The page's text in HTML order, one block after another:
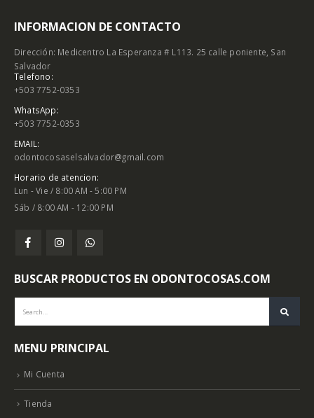
INFORMACION DE CONTACTO
Dirección: Medicentro La Esperanza # L113. 25 calle poniente, San
Salvador
Telefono:
+503 7752-0353
WhatsApp:
+503 7752-0353
EMAIL:
odontocosaselsalvador@gmail.com
Horario de atencion:
Lun - Vie / 8:00 AM - 5:00 PM
Sáb / 8:00 AM - 12:00 PM
BUSCAR PRODUCTOS EN ODONTOCOSAS.COM
MENU PRINCIPAL
Mi Cuenta
Tienda